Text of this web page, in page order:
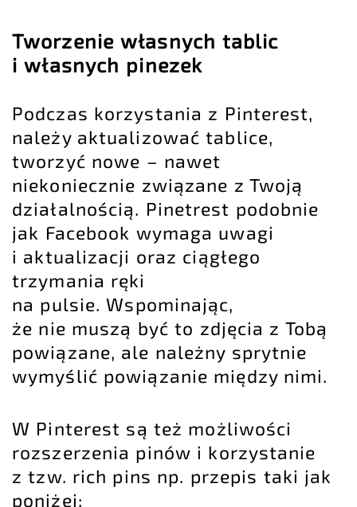
Tworzenie własnych tablic
i własnych pinezek
Podczas korzystania z Pinterest,
należy aktualizować tablice,
tworzyć nowe – nawet
niekoniecznie związane z Twoją
działalnością. Pinetrest podobnie
jak Facebook wymaga uwagi
i aktualizacji oraz ciągłego
trzymania ręki
na pulsie. Wspominając,
że nie muszą być to zdjęcia z Tobą
powiązane, ale należny sprytnie
wymyślić powiązanie między nimi.
W Pinterest są też możliwości
rozszerzenia pinów i korzystanie
z tzw. rich pins np. przepis taki jak
poniżej: